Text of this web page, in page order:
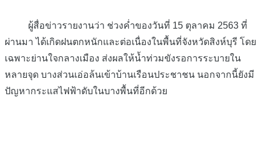
ผู้สื่อข่าวรายงานว่า ช่วงค่ำของวันที่ 15 ตุลาคม 2563 ที่
ผ่านมา ได้เกิดฝนตกหนักและต่อเนื่องในพื้นที่จังหวัดสิงห์บุรี โดย
เฉพาะย่านใจกลางเมือง ส่งผลให้น้ำท่วมขังรอการระบายใน
หลายจุด บางส่วนเอ่อล้นเข้าบ้านเรือนประชาชน นอกจากนี้ยังมี
ปัญหากระแสไฟฟ้าดับในบางพื้นที่อีกด้วย